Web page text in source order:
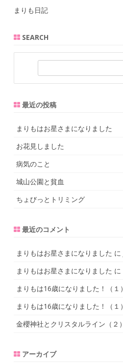
まりも日記
SEARCH
r
最近の投稿
まりもはお星さまになりました
お花見しました
病気のこと
城山公園と貧血
ちょびっとトリミング
最近のコメント
まりもはお星さまになりました に
まりもはお星さまになりました に
まりもは16歳になりました！（１）
まりもは16歳になりました！（１）
金櫻神社とクリスタルライン（２）
アーカイブ